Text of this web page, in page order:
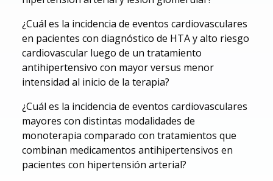
¿Cuál es la incidencia de eventos cardiovasculares
en pacientes con diagnóstico de HTA y alto riesgo
cardiovascular luego de un tratamiento
antihipertensivo con mayor versus menor
intensidad al inicio de la terapia?
¿Cuál es la incidencia de eventos cardiovasculares
mayores con distintas modalidades de
monoterapia comparado con tratamientos que
combinan medicamentos antihipertensivos en
pacientes con hipertensión arterial?